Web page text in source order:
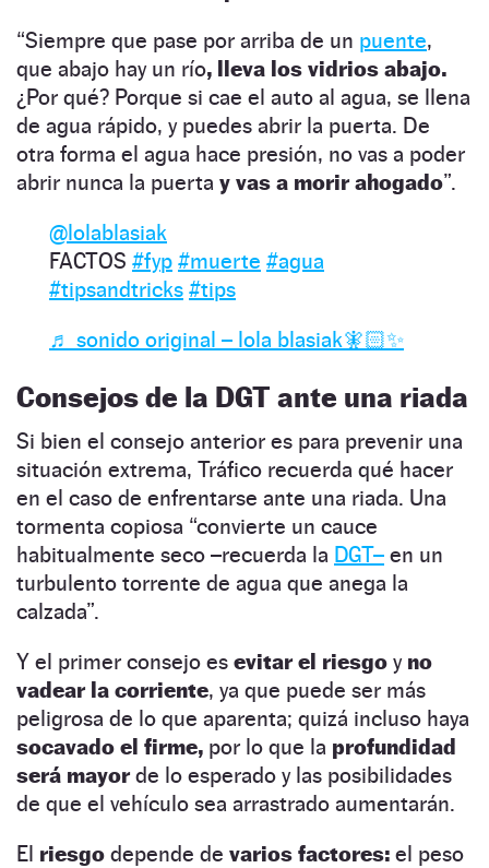
“Siempre que pase por arriba de un puente,
que abajo hay un río, lleva los vidrios abajo.
¿Por qué? Porque si cae el auto al agua, se llena
de agua rápido, y puedes abrir la puerta. De
otra forma el agua hace presión, no vas a poder
abrir nunca la puerta y vas a morir ahogado”.
@lolablasiak
FACTOS #fyp #muerte #agua
#tipsandtricks #tips
♬ sonido original – lola blasiak🧚🏻✨
Consejos de la DGT ante una riada
Si bien el consejo anterior es para prevenir una
situación extrema, Tráfico recuerda qué hacer
en el caso de enfrentarse ante una riada. Una
tormenta copiosa “convierte un cauce
habitualmente seco –recuerda la DGT– en un
turbulento torrente de agua que anega la
calzada”.
Y el primer consejo es evitar el riesgo y no
vadear la corriente, ya que puede ser más
peligrosa de lo que aparenta; quizá incluso haya
socavado el firme, por lo que la profundidad
será mayorde lo esperado y las posibilidades
de que el vehículo sea arrastrado aumentarán.
El riesgo depende de varios factores: el peso